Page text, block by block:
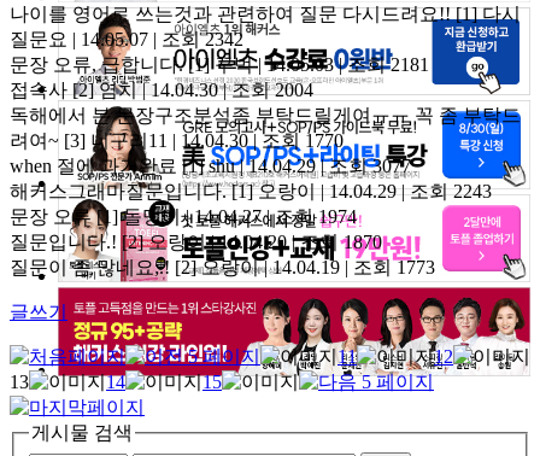
나이를 영어로 쓰는것과 관련하여 질문 다시드려요!![1] 다시
질문요 | 14.05.07 | 조회 2342
문장 오류, 급합니다.[1] 꾸벅 | 14.05.03 | 조회 2181
접속사[2] 염치 | 14.04.30 | 조회 2004
독해에서 본 문장구조분석좀 부탁드릴게여ㅠㅠ 꼭 좀 부탁드
려여~ [3] 너구리11 | 14.04.30 | 조회 1770
when 절에 과거완료 [1] shu | 14.04.29 | 조회 3077
해커스그래마질문입니다.[1] 오랑이 | 14.04.29 | 조회 2243
문장 오류[1] 돌맹이 | 14.04.27 | 조회 1974
질문입니다.! [2] 오랑이 | 14.04.20 | 조회 1870
질문이 좀 많네요;.! [2] 오랑이 | 14.04.19 | 조회 1773
글쓰기
11
12
13
14 15
게시물 검색